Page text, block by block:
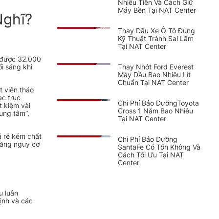
32.000
sáng khi
viên tháo
trục
kiệm vài
tâm”,
rẻ kém chất
nguy cơ
luân
và các
Nhiêu Tiền Và Cách Giữ
Máy Bền Tại NAT Center
Thay Dầu Xe Ô Tô Đúng
Kỹ Thuật Tránh Sai Lầm
Tại NAT Center
Thay Nhớt Ford Everest
Máy Dầu Bao Nhiêu Lít
Chuẩn Tại NAT Center
Chi Phí Bảo DưỡngToyota
Cross 1 Năm Bao Nhiêu
Tại NAT Center
Chi Phí Bảo Dưỡng
SantaFe Có Tốn Không Và
Cách Tối Ưu Tại NAT
Center